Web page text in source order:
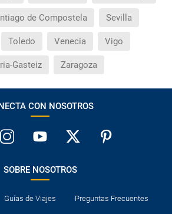
de Compostela Sevilla
Toledo Venecia Vigo
Gasteiz Zaragoza
CON NOSOTROS
SOBRE NOSOTROS
Guías de Viajes Preguntas Frecuentes